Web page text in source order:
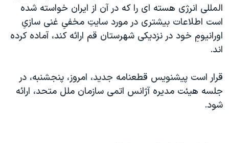
المللی انرژی هسته ای را که در آن از ايران خواسته شده
است اطلاعات بيشتری در مورد سايتِ مخفیِ غنی سازیِ
اورانيومِ خود در نزديکی شهرستان قم ارائه کند، آماده کرده
اند.
قرار است پيشنويس قطعنامه جديد، امروز، پنجشنبه، در
جلسه هيئت مديره آژانس اتمی سازمان ملل متحد، ارائه
شود.